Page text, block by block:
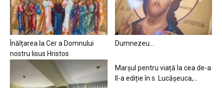
Înălțarea la Cer a Domnului
nostru Iisus Hristos
Dumnezeu…
Marșul pentru viață la cea de-a
II-a ediție în s. Lucășeuca,...